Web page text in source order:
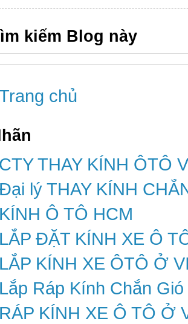
kiếm Blog này
chủ
CTY THAY KÍNH ÔTÔ
lý THAY KÍNH
KÍNH Ô TÔ HCM
LẮP ĐẶT KÍNH XE Ô
LẮP KÍNH XE ÔTÔ Ở
Lắp Ráp Kính Chắn
RÁP KÍNH XE Ô TÔ Ở